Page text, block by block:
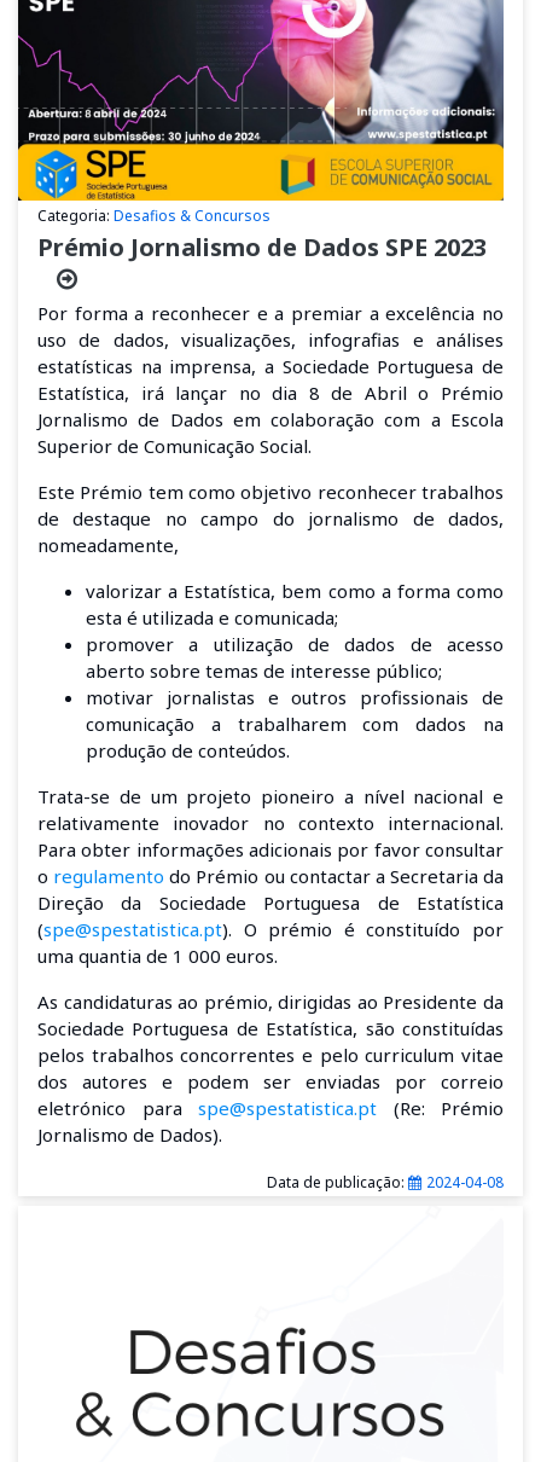
Categoria: Desafios & Concursos
Prémio Jornalismo de Dados SPE 2023
Por forma a reconhecer ea premiar a excelência no
uso de dados, visualizações, infografias e análises
estatísticas na imprensa, a Sociedade Portuguesa de
Estatística, irá lançar no dia 8 de Abril o Prémio
Jornalismo de Dados em colaboração com a Escola
Superior de Comunicação Social.
Este Prémio tem como objetivo reconhecer trabalhos
de destaque no campo do jornalismo de dados,
nomeadamente,
valorizar a Estatística, bem como a forma como
esta é utilizada e comunicada;
promover a utilização de dados de acesso
aberto sobre temas de interesse público;
motivar jornalistas e outros profissionais de
comunicação a trabalharem com dados na
produção de conteúdos.
Trata-se de um projeto pioneiro a nível nacional e
relativamente inovador no contexto internacional.
Para obter informações adicionais por favor consultar
o regulamento do Prémio ou contactar a Secretaria da
Direção da Sociedade Portuguesa de Estatística
(spe@spestatistica.pt). O prémio é constituído por
uma quantia de 1 000 euros.
As candidaturas ao prémio, dirigidas ao Presidente da
Sociedade Portuguesa de Estatística, são constituídas
pelos trabalhos concorrentes e pelo curriculum vitae
dos autores e podem ser enviadas por correio
eletrónico para spe@spestatistica.pt (Re: Prémio
Jornalismo de Dados).
Data de publicação: 2024-04-08